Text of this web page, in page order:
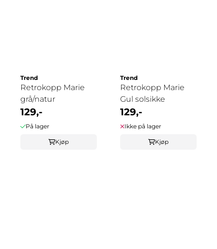
Trend
Retrokopp Marie
grå/natur
129,-
På lager
Kjøp
Trend
Retrokopp Marie
Gul solsikke
129,-
Ikke på lager
Kjøp